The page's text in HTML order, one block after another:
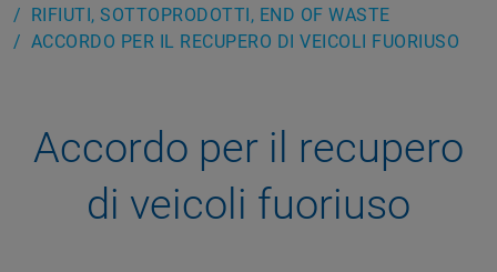
RIFIUTI, SOTTOPRODOTTI, END OF WASTE
ACCORDO PER IL RECUPERO DI VEICOLI FUORIUSO
Accordo per il recupero
di veicoli fuoriuso